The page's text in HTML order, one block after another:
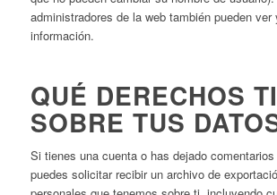
administradores de la web también pueden ver
información.
QUÉ DERECHOS
SOBRE TUS
Si tienes una cuenta o has dejado
puedes solicitar recibir un archivo de